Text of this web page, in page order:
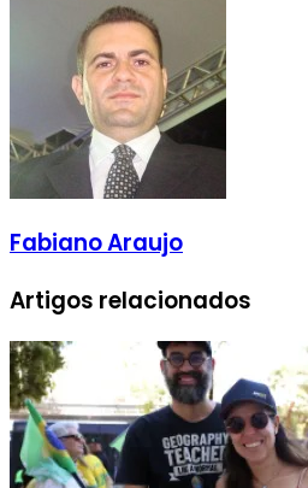
Fabiano Araujo
Artigos relacionados